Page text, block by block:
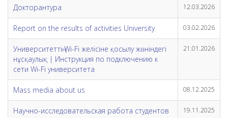
Докторантура 12.03.2026
Report on the results of activities University 03.02.2026
Университеттің Wi-Fi желісіне қосылу жөніндегі
нұсқаулық | Инструкция по подключению к
сети Wi-Fi университета
21.01.2026
Mass media about us 08.12.2025
Научно-исследовательская работа студентов 19.11.2025